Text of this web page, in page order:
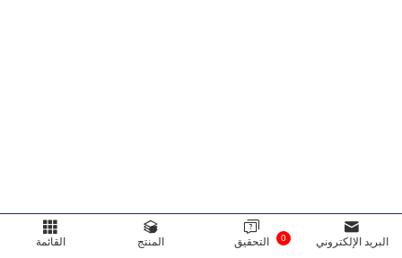
القائمة المنتج 0 التحقيق البريد الإلكتروني